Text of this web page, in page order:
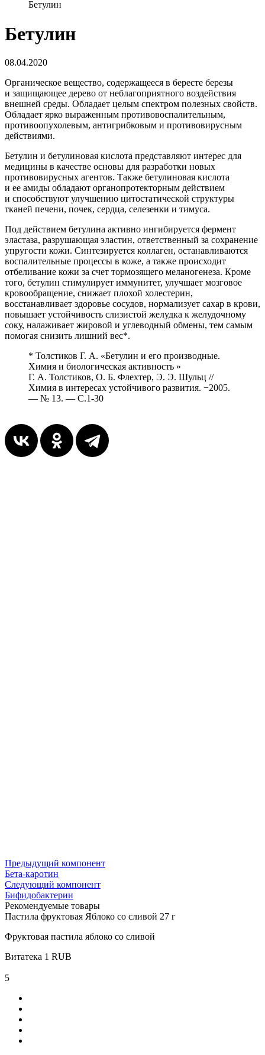
Бетулин
Бетулин
08.04.2020
Органическое вещество, содержащееся в бересте березы
и защищающее дерево от неблагоприятного воздействия
внешней среды. Обладает целым спектром полезных свойств.
Обладает ярко выраженным противовоспалительным,
противоопухолевым, антигрибковым и противовирусным
действиями.
Бетулин и бетулиновая кислота представляют интерес для
медицины в качестве основы для разработки новых
противовирусных агентов. Также бетулиновая кислота
и ее амиды обладают органопротекторным действием
и способствуют улучшению цитостатической структуры
тканей печени, почек, сердца, селезенки и тимуса.
Под действием бетулина активно ингибируется фермент
эластаза, разрушающая эластин, ответственный за сохранение
упругости кожи. Синтезируется коллаген, останавливаются
воспалительные процессы в коже, а также происходит
отбеливание кожи за счет тормозящего меланогенеза. Кроме
того, бетулин стимулирует иммунитет, улучшает мозговое
кровообращение, снижает плохой холестерин,
восстанавливает здоровье сосудов, нормализует сахар в крови,
повышает устойчивость слизистой желудка к желудочному
соку, налаживает жировой и углеводный обмены, тем самым
помогая снизить лишний вес*.
* Толстиков Г. А. «Бетулин и его производные.
Химия и биологическая активность »
Г. А. Толстиков, О. Б. Флехтер, Э. Э. Шульц //
Химия в интересах устойчивого развития. −2005.
— № 13. — С.1-30
Предыдущий компонент
Бета-каротин
Следующий компонент
Бифидобактерии
Рекомендуемые товары
Пастила фруктовая Яблоко со сливой 27 г
Фруктовая пастила яблоко со сливой
Витатека 1 RUB
5